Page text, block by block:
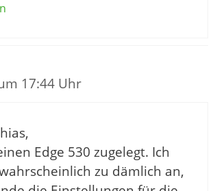
17:44 Uhr
Edge 530 zugelegt. Ich
zu dämlich an,